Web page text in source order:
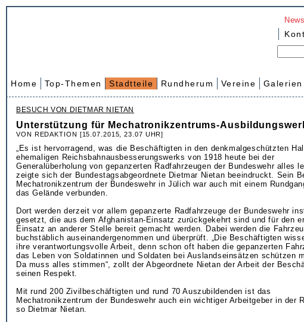
Home Top-Themen Stadtteile Rundherum Vereine Galerien
BESUCH VON DIETMAR NIETAN
Unterstützung für Mechatronikzentrums-
VON REDAKTION [15.07.2015, 23.07 UHR]
„Es ist hervorragend, was die Beschäftigten in den denkmalgeschützten
ehemaligen Reichsbahnausbesserungswerks von 1918 heute bei der
Generalüberholung von gepanzerten Radfahrzeugen der Bundeswehr alles
zeigte sich der Bundestagsabgeordnete Dietmar Nietan beeindruckt. Sein
Mechatronikzentrum der Bundeswehr in Jülich war auch mit einem
das Gelände verbunden.
Dort werden derzeit vor allem gepanzerte Radfahrzeuge der Bundeswehr
gesetzt, die aus dem Afghanistan-Einsatz zurückgekehrt sind und für den
Einsatz an anderer Stelle bereit gemacht werden. Dabei werden die
buchstäblich auseinandergenommen und überprüft. „Die Beschäftigten
ihre verantwortungsvolle Arbeit, denn schon oft haben die gepanzerten
das Leben von Soldatinnen und Soldaten bei Auslandseinsätzen schützen
Da muss alles stimmen“, zollt der Abgeordnete Nietan der Arbeit der
seinen Respekt.
Mit rund 200 Zivilbeschäftigten und rund 70 Auszubildenden ist das
Mechatronikzentrum der Bundeswehr auch ein wichtiger Arbeitgeber in der
so Dietmar Nietan.